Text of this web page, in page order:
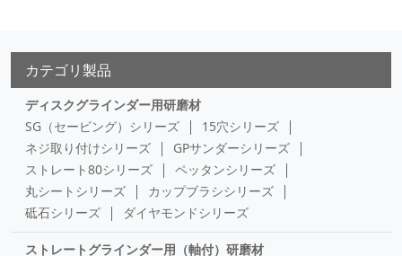
カテゴリ製品
ディスクグラインダー用研磨材
SG（セービング）シリーズ
15穴シリーズ
ネジ取り付けシリーズ
GPサンダーシリーズ
ストレート80シリーズ
ペッタンシリーズ
丸シートシリーズ
カップブラシシリーズ
砥石シリーズ
ダイヤモンドシリーズ
ストレートグラインダー用（軸付）研磨材